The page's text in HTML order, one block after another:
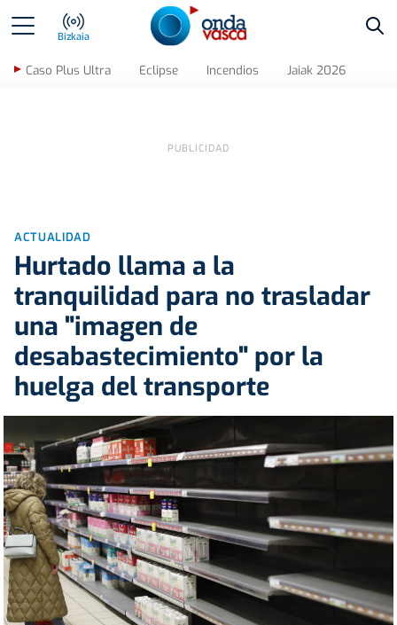
Bizkaia
Caso Plus Ultra Eclipse Incendios Jaiak 2026
ACTUALIDAD
Hurtado llama a la
tranquilidad para no trasladar
una "imagen de
desabastecimiento" por la
huelga del transporte